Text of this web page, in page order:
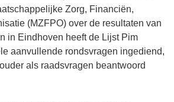
Zorg, Financiën,
(MZFPO) over de resultaten van
in Eindhoven heeft de Lijst Pim
aanvullende rondsvragen ingediend,
als raadsvragen beantwoord